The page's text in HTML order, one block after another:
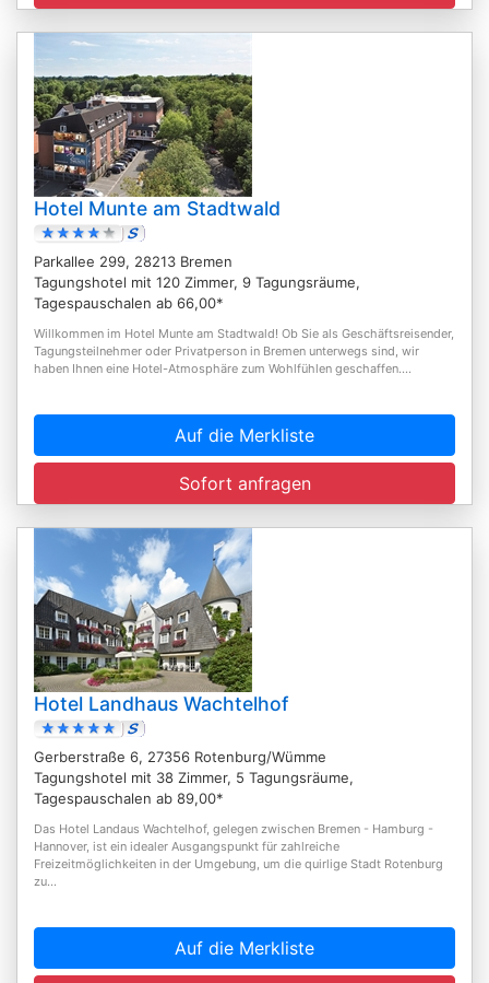
Hotel Munte am Stadtwald
Parkallee 299, 28213 Bremen
Tagungshotel mit 120 Zimmer, 9 Tagungsräume,
Tagespauschalen ab 66,00*
Willkommen im Hotel Munte am Stadtwald! Ob Sie als Geschäftsreisender,
Tagungsteilnehmer oder Privatperson in Bremen unterwegs sind, wir
haben Ihnen eine Hotel-Atmosphäre zum Wohlfühlen geschaffen....
Auf die Merkliste
Sofort anfragen
Hotel Landhaus Wachtelhof
Gerberstraße 6, 27356 Rotenburg/Wümme
Tagungshotel mit 38 Zimmer, 5 Tagungsräume,
Tagespauschalen ab 89,00*
Das Hotel Landaus Wachtelhof, gelegen zwischen Bremen - Hamburg -
Hannover, ist ein idealer Ausgangspunkt für zahlreiche
Freizeitmöglichkeiten in der Umgebung, um die quirlige Stadt Rotenburg
zu...
Auf die Merkliste